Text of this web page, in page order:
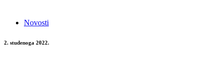
Novosti
2. studenoga 2022.